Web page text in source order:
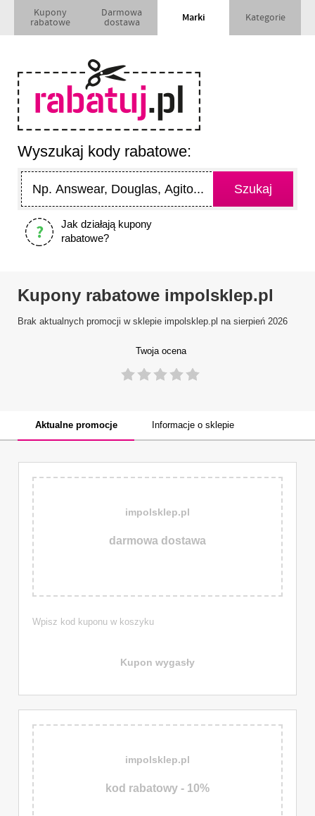
Kupony
rabatowe
Darmowa
dostawa Marki Kategorie
Wyszukaj kody rabatowe:
Jak działają kupony
rabatowe?
Twoja ocena
Kupony rabatowe impolsklep.pl
Brak aktualnych promocji w sklepie impolsklep.pl na sierpień 2026
Aktualne promocje Informacje o sklepie
impolsklep.pl
darmowa dostawa
Wpisz kod kuponu w koszyku
Kupon wygasły
impolsklep.pl
kod rabatowy - 10%